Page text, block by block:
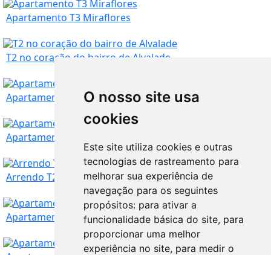
O nosso site usa
cookies
Este site utiliza cookies e outras
tecnologias de rastreamento para
melhorar sua experiência de
navegação para os seguintes
propósitos: para ativar a
funcionalidade básica do site, para
proporcionar uma melhor
experiência no site, para medir o
Apartamento T3 Miraflores
Lisboa
T2 no coração do bairro de Alvalade
Apartamento em S Julião Ericeira a 400m da Praia
Lisboa
Apartamento T3 Aluga-se Alameda; Arriois; Tecnico
Lisboa 1.250
Arrendo T2 +1 Cascais - Condominio Scala
Apartamento T2 em Olaias